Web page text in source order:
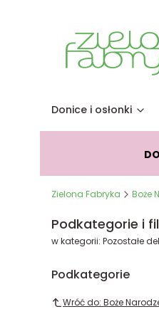
Donice i osłonki
Zielona Fabryka Boże
Podkategorie i
w kategorii: Pozostałe
Podkategorie
Wróć do: Boże